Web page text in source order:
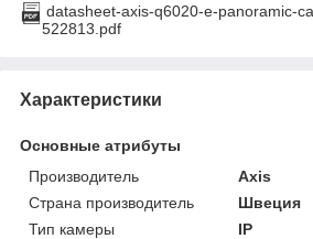
datasheet-axis-q6020-e-panoramic-
522813.pdf
Характеристики
Основные атрибуты
Производитель
Axis
Страна производитель
Швеция
Тип камеры
IP